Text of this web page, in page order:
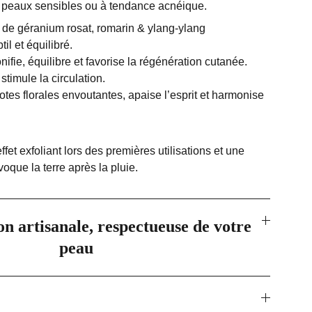
sensibles ou à tendance acnéique.
géranium rosat, romarin & ylang-ylang
et équilibré.
équilibre et favorise la régénération cutanée.
la circulation.
florales envoutantes, apaise l’esprit et harmonise
exfoliant lors des premières utilisations et une
la terre après la pluie.
artisanale, respectueuse de votre
peau